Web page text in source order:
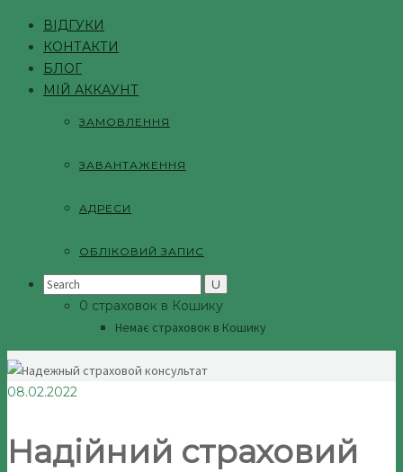
ВІДГУКИ
КОНТАКТИ
БЛОГ
МІЙ АККАУНТ
ЗАМОВЛЕННЯ
ЗАВАНТАЖЕННЯ
АДРЕСИ
ОБЛІКОВИЙ ЗАПИС
Search
0 страховок в Кошику
Немає страховок в Кошику
08.02.2022
Надійний страховий